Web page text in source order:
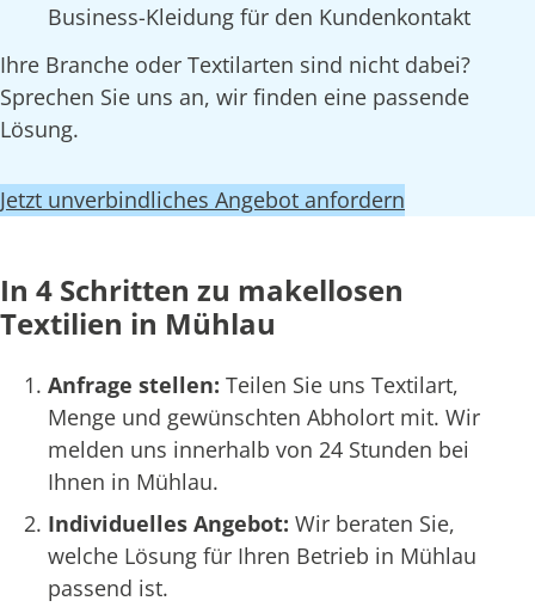
Business-Kleidung für den Kundenkontakt
Ihre Branche oder Textilarten sind nicht dabei?
Sprechen Sie uns an, wir finden eine passende
Lösung.
Jetzt unverbindliches Angebot anfordern
In 4 Schritten zu makellosen
Textilien in Mühlau
Anfrage stellen: Teilen Sie uns Textilart,
Menge und gewünschten Abholort mit. Wir
melden uns innerhalb von 24 Stunden bei
Ihnen in Mühlau.
Individuelles Angebot: Wir beraten Sie,
welche Lösung für Ihren Betrieb in Mühlau
passend ist.